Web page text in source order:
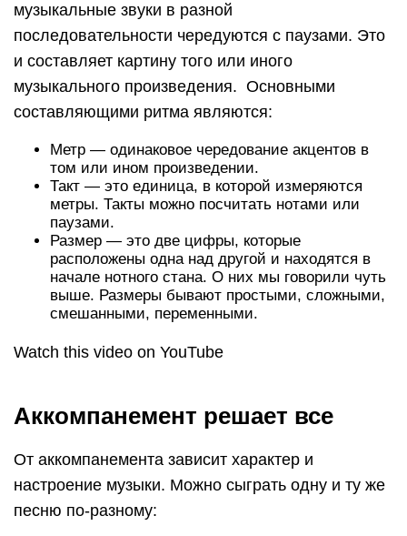
музыкальные звуки в разной
последовательности чередуются с паузами. Это
и составляет картину того или иного
музыкального произведения. Основными
составляющими ритма являются:
Метр — одинаковое чередование акцентов в
том или ином произведении.
Такт — это единица, в которой измеряются
метры. Такты можно посчитать нотами или
паузами.
Размер — это две цифры, которые
расположены одна над другой и находятся в
начале нотного стана. О них мы говорили чуть
выше. Размеры бывают простыми, сложными,
смешанными, переменными.
Watch this video on YouTube
Аккомпанемент решает все
От аккомпанемента зависит характер и
настроение музыки. Можно сыграть одну и ту же
песню по-разному: